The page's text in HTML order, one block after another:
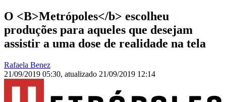
O <B>Metrópoles</b> escolheu
produções para aqueles que desejam
assistir a uma dose de realidade na tela
Rafaela Benez
21/09/2019 05:30, atualizado 21/09/2019 12:14